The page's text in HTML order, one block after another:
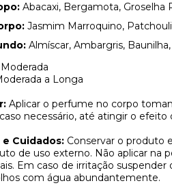
Abacaxi, Bergamota, Groselha
Jasmim Marroquino,
Almíscar, Ambargris,
a Longa
Aplicar o perfume no corpo
necessário, até atingir o efeito
Cuidados: Conservar o produto
de uso externo. Não aplicar na
Em caso de irritação
com água abundantemente.